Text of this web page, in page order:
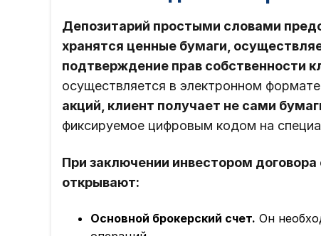
Депозитарий простыми словами
хранятся ценные бумаги,
подтверждение прав собственности
осуществляется в электронном
акций, клиент получает не сами
фиксируемое цифровым кодом на
При заключении инвестором
открывают:
Основной брокерский счет. Он